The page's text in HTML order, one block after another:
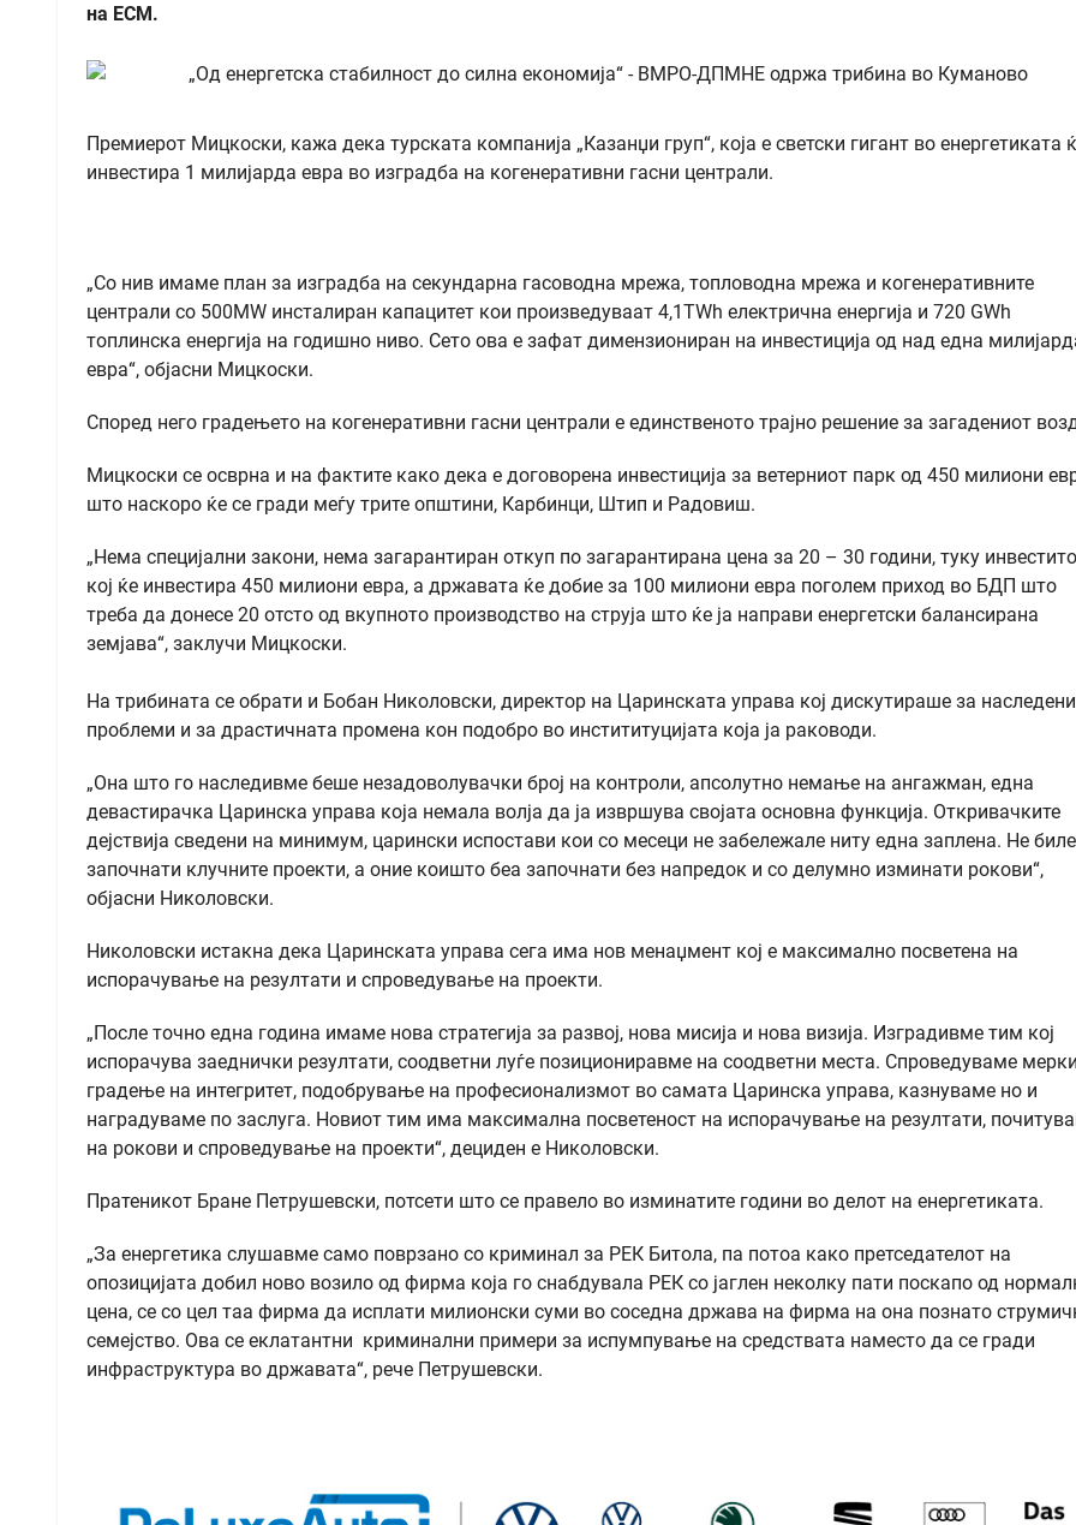
на ЕСМ.
Премиерот Мицкоски, кажа дека турската компанија „Казанџи груп“, која е светски гигант во енергетиката
инвестира 1 милијарда евра во изградба на когенеративни гасни централи.
„Со нив имаме план за изградба на секундарна гасоводна мрежа, топловодна мрежа и когенеративните
централи со 500MW инсталиран капацитет кои произведуваат 4,1TWh електрична енергија и 720 GWh
топлинска енергија на годишно ниво. Сето ова е зафат димензиониран на инвестиција од над една
евра“, објасни Мицкоски.
Според него градењето на когенеративни гасни централи е единственото трајно решение за загадениот
Мицкоски се осврна и на фактите како дека е договорена инвестиција за ветерниот парк од 450 милиони
што наскоро ќе се гради меѓу трите општини, Карбинци, Штип и Радовиш.
„Нема специјални закони, нема загарантиран откуп по загарантирана цена за 20 – 30 години, туку
кој ќе инвестира 450 милиони евра, а државата ќе добие за 100 милиони евра поголем приход во БДП што
треба да донесе 20 отсто од вкупното производство на струја што ќе ја направи енергетски балансирана
земјава“, заклучи Мицкоски.
На трибината се обрати и Бобан Николовски, директор на Царинската управа кој дискутираше за
проблеми и за драстичната промена кон подобро во инстититуцијата која ја раководи.
„Она што го наследивме беше незадоволувачки број на контроли, апсолутно немање на ангажман, една
девастирачка Царинска управа која немала волја да ја извршува својата основна функција. Откривачките
дејствија сведени на минимум, царински испостави кои со месеци не забележале ниту една заплена. Не биле
започнати клучните проекти, а оние коишто беа започнати без напредок и со делумно изминати рокови“,
објасни Николовски.
Николовски истакна дека Царинската управа сега има нов менаџмент кој е максимално посветена на
испорачување на резултати и спроведување на проекти.
„После точно една година имаме нова стратегија за развој, нова мисија и нова визија. Изградивме тим кој
испорачува заеднички резултати, соодветни луѓе позициониравме на соодветни места. Спроведуваме
градење на интегритет, подобрување на професионализмот во самата Царинска управа, казнуваме но и
наградуваме по заслуга. Новиот тим има максимална посветеност на испорачување на резултати,
на рокови и спроведување на проекти“, дециден е Николовски.
Пратеникот Бране Петрушевски, потсети што се правело во изминатите години во делот на енергетиката.
„За енергетика слушавме само поврзано со криминал за РЕК Битола, па потоа како претседателот на
опозицијата добил ново возило од фирма која го снабдувала РЕК со јаглен неколку пати поскапо од
цена, се со цел таа фирма да исплати милионски суми во соседна држава на фирма на она познато
семејство. Ова се еклатантни криминални примери за испумпување на средствата наместо да се гради
инфраструктура во државата“, рече Петрушевски.